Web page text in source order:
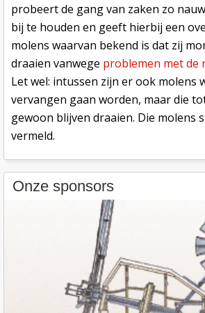
probeert de gang van zaken zo
bij te houden en geeft hierbij een
molens waarvan bekend is dat zij
draaien vanwege problemen met de
Let wel: intussen zijn er ook molens
vervangen gaan worden, maar die
gewoon blijven draaien. Die molens
vermeld.
Onze sponsors